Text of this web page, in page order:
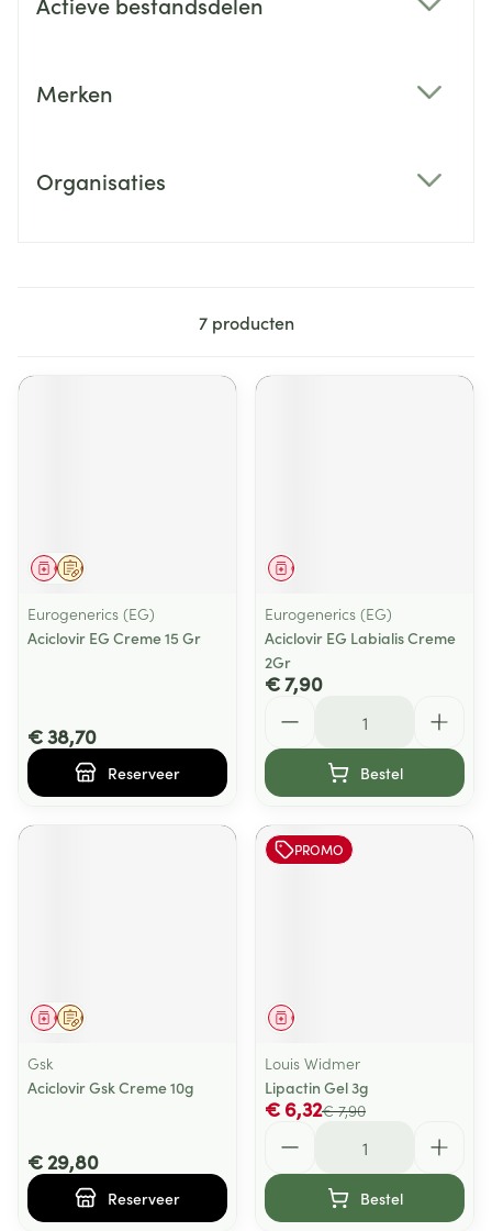
Merken
Organisaties
7producten
Op voorschrift
Geneesmiddel
Eurogenerics (EG)
Aciclovir EG Creme 15 Gr
€ 38,70
Reserveer
Geneesmiddel
Eurogenerics (EG)
Aciclovir EG Labialis Creme
2Gr
€ 7,90
Bestel
Op voorschrift
Geneesmiddel
Gsk
Aciclovir Gsk Creme 10g
€ 29,80
Reserveer
PROMO
Geneesmiddel
Louis Widmer
Lipactin Gel 3g
€ 7,90
€ 6,32
Bestel